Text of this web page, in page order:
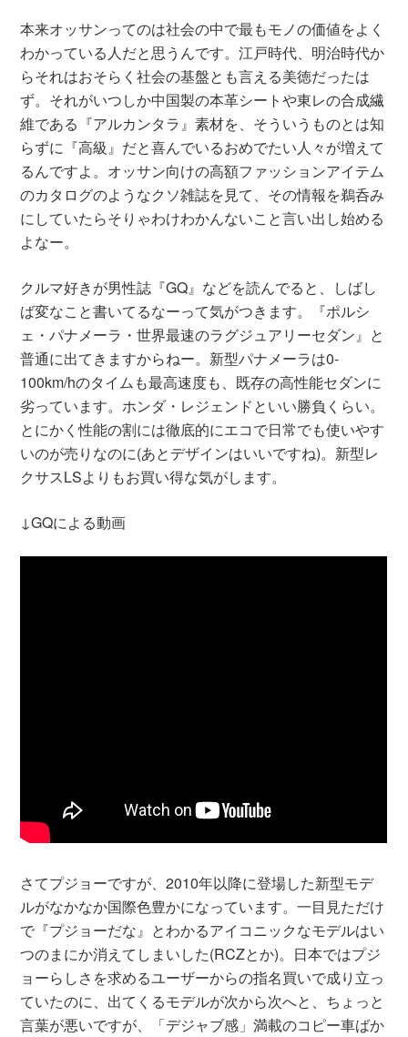
本来オッサンってのは社会の中で最もモノの価値をよく
わかっている人だと思うんです。江戸時代、明治時代か
らそれはおそらく社会の基盤とも言える美徳だったは
ず。それがいつしか中国製の本革シートや東レの合成繊
維である『アルカンタラ』素材を、そういうものとは知
らずに『高級』だと喜んでいるおめでたい人々が増えて
るんですよ。オッサン向けの高額ファッションアイテム
のカタログのようなクソ雑誌を見て、その情報を鵜呑み
にしていたらそりゃわけわかんないこと言い出し始める
よなー。
クルマ好きが男性誌『GQ』などを読んでると、しばし
ば変なこと書いてるなーって気がつきます。『ポルシ
ェ・パナメーラ・世界最速のラグジュアリーセダン』と
普通に出てきますからねー。新型パナメーラは0-
100km/hのタイムも最高速度も、既存の高性能セダンに
劣っています。ホンダ・レジェンドといい勝負くらい。
とにかく性能の割には徹底的にエコで日常でも使いやす
いのが売りなのに(あとデザインはいいですね)。新型レ
クサスLSよりもお買い得な気がします。
↓GQによる動画
さてプジョーですが、2010年以降に登場した新型モデ
ルがなかなか国際色豊かになっています。一目見ただけ
で『プジョーだな』とわかるアイコニックなモデルはい
つのまにか消えてしまいした(RCZとか)。日本ではプジ
ョーらしさを求めるユーザーからの指名買いで成り立っ
ていたのに、出てくるモデルが次から次へと、ちょっと
言葉が悪いですが、「デジャブ感」満載のコピー車ばか